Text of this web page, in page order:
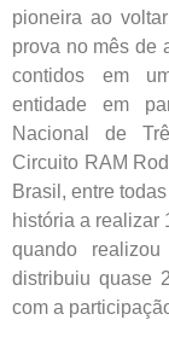
pioneira ao
prova no mês de
contidos em
entidade em
Nacional de
Circuito RAM
Brasil, entre
história a realizar
quando
distribuiu quase
com a